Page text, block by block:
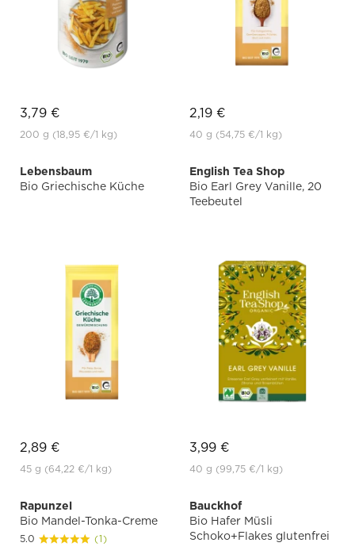
3,79 €
200 g (18,95 €/1 kg)
2,19 €
40 g (54,75 €/1 kg)
Lebensbaum
Bio Griechische Küche
2,89 €
45 g (64,22 €/1 kg)
English Tea Shop
Bio Earl Grey Vanille, 20
Teebeutel
3,99 €
40 g (99,75 €/1 kg)
Rapunzel
Bio Mandel-Tonka-Creme
5.0 (1)
Bauckhof
Bio Hafer Müsli
Schoko+Flakes glutenfrei